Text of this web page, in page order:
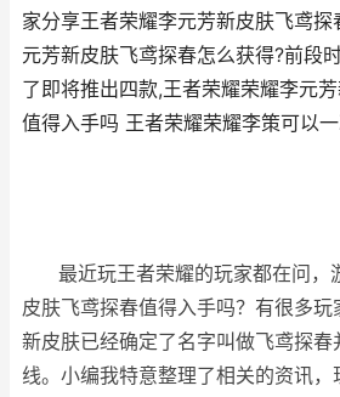
家分享王者荣耀李元芳新皮肤飞鸢
元芳新皮肤飞鸢探春怎么获得?前段
了即将推出四款,王者荣耀荣耀李元
值得入手吗 王者荣耀荣耀李策可以
最近玩王者荣耀的玩家都在问，
皮肤飞鸢探春值得入手吗？有很多玩
新皮肤已经确定了名字叫做飞鸢探春
线。小编我特意整理了相关的资讯，